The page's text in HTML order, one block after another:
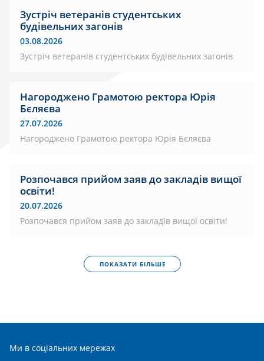
Зустріч ветеранів студентських
будівельних загонів
03.08.2026
Зустріч ветеранів студентських будівельних загонів
Нагороджено Грамотою ректора Юрія
Бєляєва
27.07.2026
Нагороджено Грамотою ректора Юрія Бєляєва
Розпочався прийом заяв до закладів вищої
освіти!
20.07.2026
Розпочався прийом заяв до закладів вищої освіти!
ПОКАЗАТИ БІЛЬШЕ
Ми в соціальних мережах